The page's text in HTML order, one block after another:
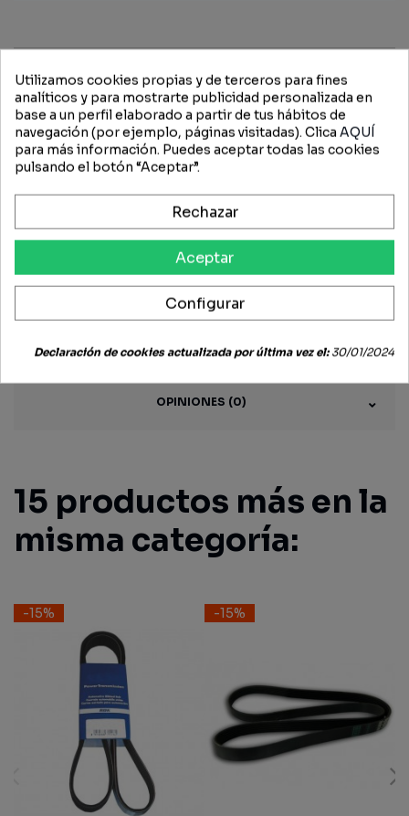
JOHN DEERE
50: 3050 (Europe) 3150 (Espana) 3150 (North America)
3350 (Espana)
55: 2955 (North America) 3055 (North America)
FICHA TÉCNICA
OPINIONES (0)
15 productos más en la
misma categoría:
-15% -15%
Utilizamos cookies propias y de terceros para fines
analíticos y para mostrarte publicidad personalizada en
base a un perfil elaborado a partir de tus hábitos de
navegación (por ejemplo, páginas visitadas). Clica AQUÍ
para más información. Puedes aceptar todas las cookies
pulsando el botón “Aceptar”.
Rechazar
Aceptar
Configurar
Declaración de cookies actualizada por última vez el:30/01/2024